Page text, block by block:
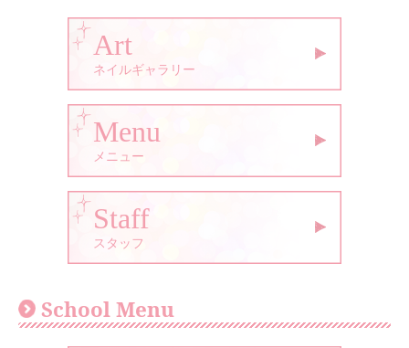
Art
ネイルギャラリー
Menu
メニュー
Staff
スタッフ
School Menu